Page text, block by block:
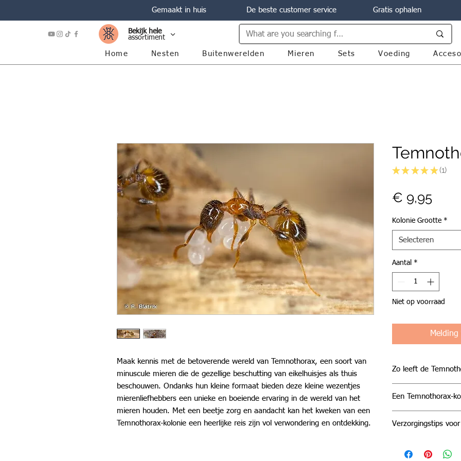
Gemaakt in huis De beste customer service Gratis ophalen
Bekijk hele
assortiment
Home Nesten Buitenwerelden Mieren Sets Voeding
Maak kennis met de betoverende wereld van Temnothorax, een soort van
minuscule mieren die de gezellige beschutting van eikelhuisjes als thuis
beschouwen. Ondanks hun kleine formaat bieden deze kleine wezentjes
mierenliefhebbers een unieke en boeiende ervaring in de wereld van het
mieren houden. Met een beetje zorg en aandacht kan het kweken van een
Temnothorax-kolonie een heerlijke reis zijn vol verwondering en ontdekking.
★ ★ ★ ★ ★ 1
1
€ 9,95Prijs
Kolonie Grootte *
Selecteren
Aantal *
Niet op voorraad
Zo leeft de
vaak aangetroffen
gebieden langs de
opmerkelijk
Ondanks hun
Een Temnothorax-
liefhebbers de
bekijken. Vanwege
Verzorgingstips
kolonies is